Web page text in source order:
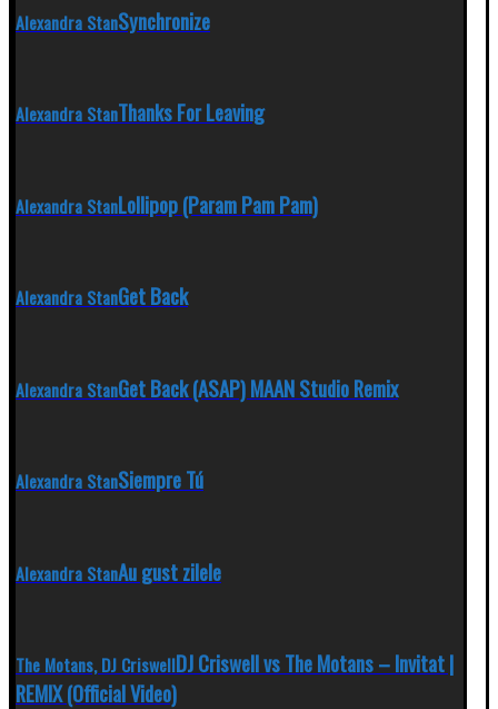
Alexandra StanSynchronize
Alexandra StanThanks For Leaving
Alexandra StanLollipop (Param Pam Pam)
Alexandra StanGet Back
Alexandra StanGet Back (ASAP) MAAN Studio Remix
Alexandra StanSiempre Tú
Alexandra StanAu gust zilele
The Motans, DJ CriswellDJ Criswell vs The Motans – Invitat |
REMIX (Official Video)